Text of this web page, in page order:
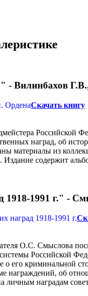
Вилинбахов Г.В.,
Скачать книгу
Российской
наград, об
материалы из
Издание содержит
1918-1991 г." -
О.С. Смыслова
Российской
о его криминальной
награждений, об
личным наградам